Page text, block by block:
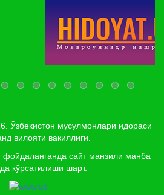
Ўзбекистон мусулмонлари идораси
вилояти вакиллиги.
сайт манзили манба
кўрсатилиши шарт.